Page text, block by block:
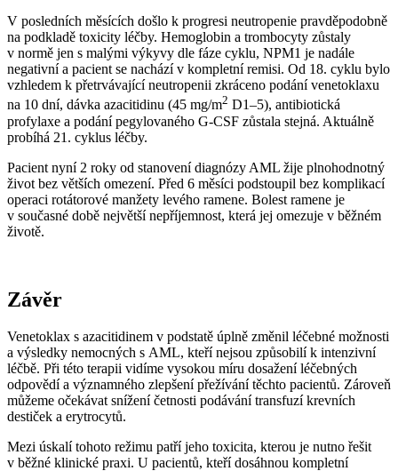
V posledních měsících došlo k progresi neutropenie pravděpodobně
na podkladě toxicity léčby. Hemoglobin a trombocyty zůstaly
v normě jen s malými výkyvy dle fáze cyklu, NPM1 je nadále
negativní a pacient se nachází v kompletní remisi. Od 18. cyklu bylo
vzhledem k přetrvávající neutropenii zkráceno podání venetoklaxu
na 10 dní, dávka azacitidinu (45 mg⁠/⁠m2 D1–5), antibiotická
profylaxe a podání pegylovaného G-CSF zůstala stejná. Aktuálně
probíhá 21. cyklus léčby.
Pacient nyní 2 roky od stanovení diagnózy AML žije plnohodnotný
život bez větších omezení. Před 6 měsíci podstoupil bez komplikací
operaci rotátorové manžety levého ramene. Bolest ramene je
v současné době největší nepříjemnost, která jej omezuje v běžném
životě.
Závěr
Venetoklax s azacitidinem v podstatě úplně změnil léčebné možnosti
a výsledky nemocných s AML, kteří nejsou způsobilí k intenzivní
léčbě. Při této terapii vidíme vysokou míru dosažení léčebných
odpovědí a významného zlepšení přežívání těchto pacientů. Zároveň
můžeme očekávat snížení četnosti podávání transfuzí krevních
destiček a erytrocytů.
Mezi úskalí tohoto režimu patří jeho toxicita, kterou je nutno řešit
v běžné klinické praxi. U pacientů, kteří dosáhnou kompletní